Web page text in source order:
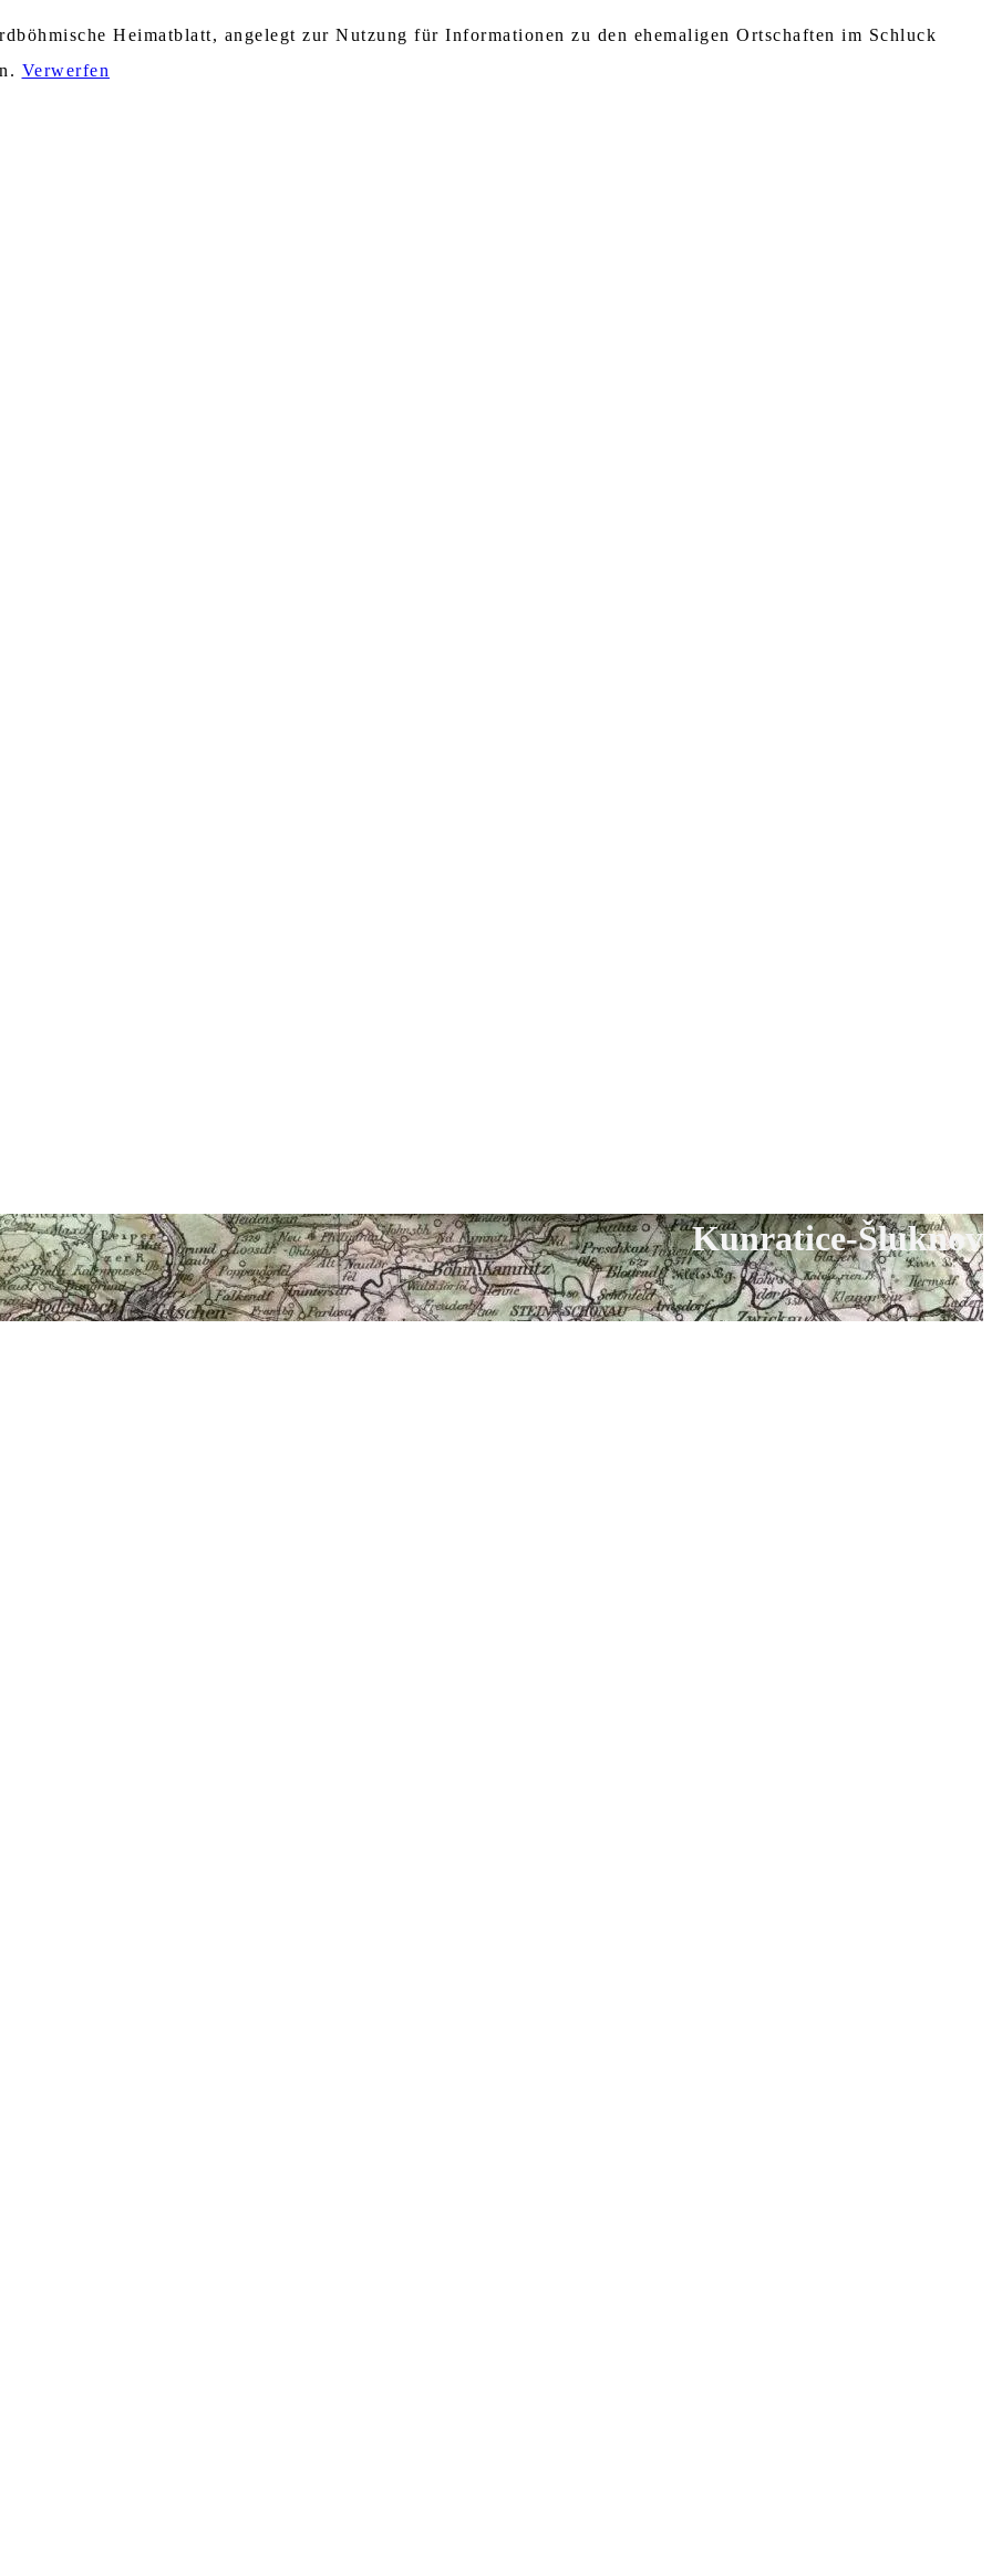
Heimatblatt, angelegt zur Nutzung für Informationen zu den ehemaligen Ortschaften im Schluck
Verwerfen
Kunratice-Šluknov